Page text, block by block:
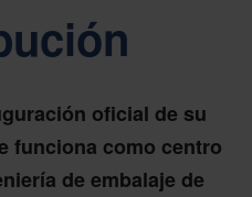
oficial de su
funciona como centro
de embalaje de